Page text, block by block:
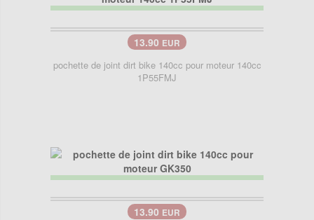
13.90 EUR
pochette de joint dirt bike 140cc pour moteur 140cc
1P55FMJ
13.90 EUR